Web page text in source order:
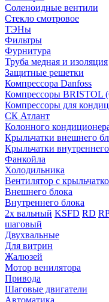
Соленоидные вентили
Стекло смотровое
ТЭНы
Фильтры
Фурнитура
Труба медная и изоляция
Защитные решетки
Компрессора Danfoss
Компрессоры
Компрессоры для
СК Атлант
Колонного
Крыльчатки внешнего
Крыльчатки
Фанкойла
Холодильника
Вентилятор с
Внешнего блока
Внутреннего блока
2х вальный KSFD RD
шаговый
Двухвальные
Для витрин
Жалюзей
Мотор венилятора
Привода
Шаговые двигатели
Автоматика